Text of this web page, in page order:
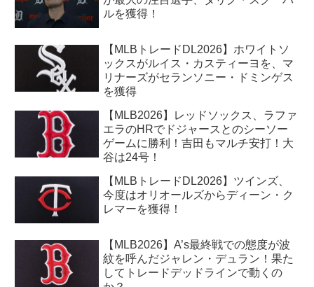
ルを獲得！
【MLBトレードDL2026】ホワイトソ
ックスがルイス・カスティーヨを、マ
リナーズがセランソニー・ドミンゲス
を獲得
【MLB2026】レッドソックス、ラファ
エラのHRでドジャースとのシーソー
ゲームに勝利！吉田もマルチ安打！大
谷は24号！
【MLBトレードDL2026】ツインズ、
今度はオリオールズからディーン・ク
レマーを獲得！
【MLB2026】A’s最終戦での態度が波
紋を呼んだジャレン・デュラン！果た
してトレードデッドラインで動くの